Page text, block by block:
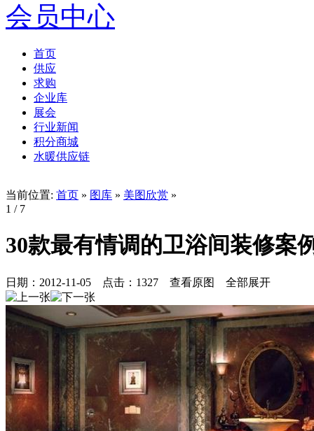
会员中心
首页
供应
求购
企业库
展会
行业新闻
积分商城
水暖供应链
当前位置: 首页 » 图库 » 美图欣赏 »
1 / 7
30款最有情调的卫浴间装修案
日期： 2012-11-05 点击： 1327 查看原图 全部展开